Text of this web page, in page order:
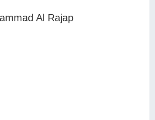
Al Rajap